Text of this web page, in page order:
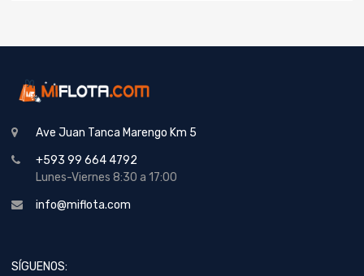
Ave Juan Tanca Marengo Km 5
+593 99 664 4792
Lunes-Viernes 8:30 a 17:00
info@miflota.com
SÍGUENOS: